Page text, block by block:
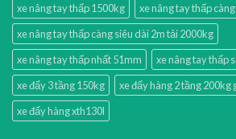
xe nâng tay thấp 1500kg
xe nâng tay thấp
xe nâng tay thấp càng siêu dài 2m tải 2000kg
xe nâng tay thấp nhất 51mm
xe nâng tay thấp
xe đẩy 3 tầng 150kg
xe đẩy hàng 2 tầng 200kg
xe đẩy hàng xth130l